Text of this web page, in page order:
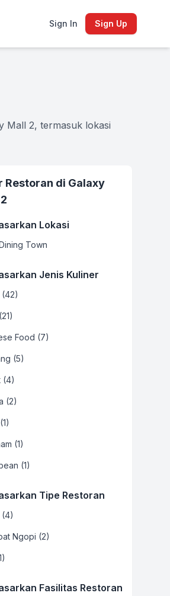
Sign In Sign Up
Mall 2, termasuk lokasi
Restoran di Galaxy
Lokasi
Town
Jenis Kuliner
(42)
Food (7)
(5)
(4)
(2)
(1)
(1)
Tipe Restoran
Ngopi (2)
Fasilitas Restoran